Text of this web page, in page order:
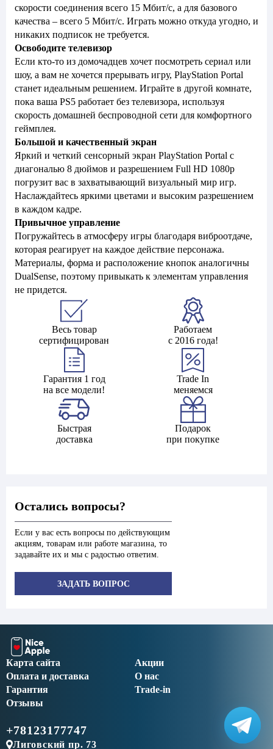
скорости соединения всего 15 Мбит/с, а для базового
качества – всего 5 Мбит/с. Играть можно откуда угодно, и
никаких подписок не требуется.
Освободите телевизор
Если кто-то из домочадцев хочет посмотреть сериал или
шоу, а вам не хочется прерывать игру, PlayStation Portal
станет идеальным решением. Играйте в другой комнате,
пока ваша PS5 работает без телевизора, используя
скорость домашней беспроводной сети для комфортного
геймплея.
Большой и качественный экран
Яркий и четкий сенсорный экран PlayStation Portal с
диагональю 8 дюймов и разрешением Full HD 1080p
погрузит вас в захватывающий визуальный мир игр.
Наслаждайтесь яркими цветами и высоким разрешением
в каждом кадре.
Привычное управление
Погружайтесь в атмосферу игры благодаря виброотдаче,
которая реагирует на каждое действие персонажа.
Материалы, форма и расположение кнопок аналогичны
DualSense, поэтому привыкать к элементам управления
не придется.
Весь товар
сертифицирован
Работаем
с 2016 года!
Гарантия 1 год
на все модели!
Trade In
меняемся
Быстрая
доставка
Подарок
при покупке
Остались вопросы?
Если у вас есть вопросы по действующим
акциям, товарам или работе магазина, то
задавайте их и мы с радостью ответим.
ЗАДАТЬ ВОПРОС
Акции
О нас
Оплата и доставка
Trade-in
Гарантия
Отзывы
Карта сайта
+78123177747
Лиговский пр. 73